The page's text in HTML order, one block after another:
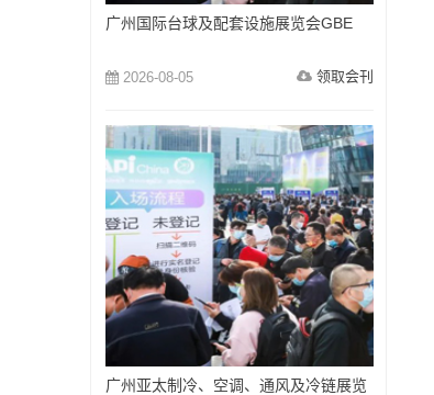
广州国际台球及配套设施展览会GBE
2026-08-05 领取会刊
广州亚太制冷、空调、通风及冷链展览